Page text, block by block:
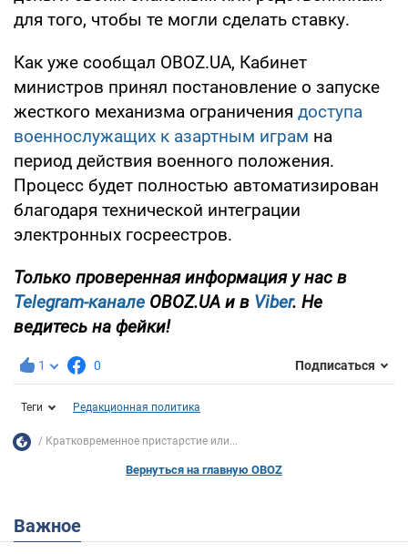
для того, чтобы те могли сделать ставку.
Как уже сообщал OBOZ.UA, Кабинет
министров принял постановление о запуске
жесткого механизма ограничения доступа
военнослужащих к азартным играм на
период действия военного положения.
Процесс будет полностью автоматизирован
благодаря технической интеграции
электронных госреестров.
Только проверенная информация у нас в
Telegram-канале OBOZ.UA и в Viber. Не
ведитесь на фейки!
1 0 Подписаться
Теги Редакционная политика
Кратковременное пристарстие или...
Вернуться на главную OBOZ
Важное